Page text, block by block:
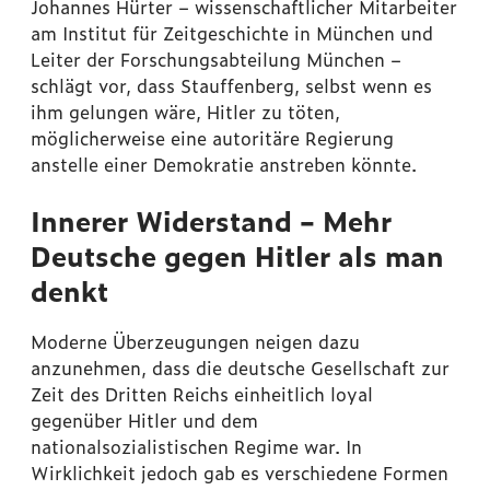
Johannes Hürter – wissenschaftlicher Mitarbeiter
am Institut für Zeitgeschichte in München und
Leiter der Forschungsabteilung München –
schlägt vor, dass Stauffenberg, selbst wenn es
ihm gelungen wäre, Hitler zu töten,
möglicherweise eine autoritäre Regierung
anstelle einer Demokratie anstreben könnte.
Innerer Widerstand – Mehr
Deutsche gegen Hitler als man
denkt
Moderne Überzeugungen neigen dazu
anzunehmen, dass die deutsche Gesellschaft zur
Zeit des Dritten Reichs einheitlich loyal
gegenüber Hitler und dem
nationalsozialistischen Regime war. In
Wirklichkeit jedoch gab es verschiedene Formen